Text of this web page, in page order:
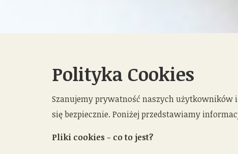
Polityka Cookies
Szanujemy prywatność naszych
się bezpiecznie. Poniżej przedstawiamy
Pliki cookies - co to jest?